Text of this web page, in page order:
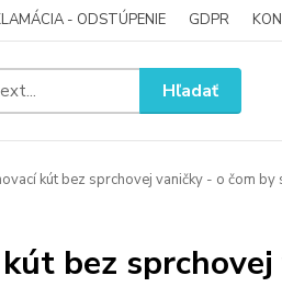
- ODSTÚPENIE GDPR
Hľadať
kút bez sprchovej vaničky - o čom by
bez